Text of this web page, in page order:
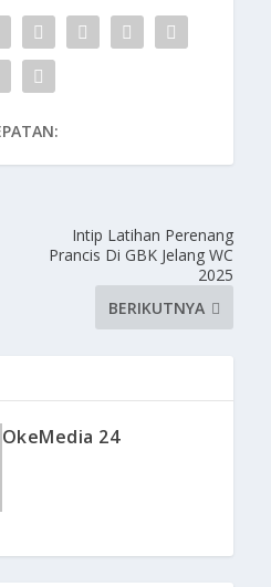
Intip Latihan Perenang
Prancis Di GBK Jelang WC
2025
BERIKUTNYA
OkeMedia 24